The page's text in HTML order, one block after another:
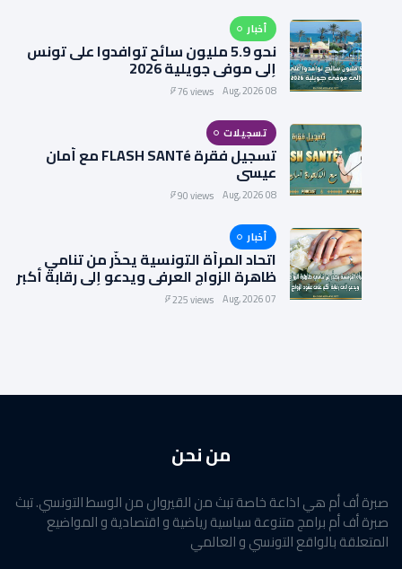
أخبار
نحو 5.9 مليون سائح توافدوا على تونس
إلى موفى جويلية 2026
08 Aug, 2026
76 views
تسجيلات
تسجيل فقرة FLASH SANTé مع أمان
عيسى
08 Aug, 2026
90 views
أخبار
اتحاد المرأة التونسية يحذّر من تنامي
ظاهرة الزواج العرفي ويدعو إلى رقابة أكبر
على عقود الزواج
07 Aug, 2026
225 views
من نحن
صبرة أف أم هي اذاعة خاصة تبث من القيروان من الوسط التونسي. تبث
صبرة أف أم برامج متنوعة سياسية رياضية و اقتصادية و المواضيع
المتعلقة بالواقع التونسي و العالمي